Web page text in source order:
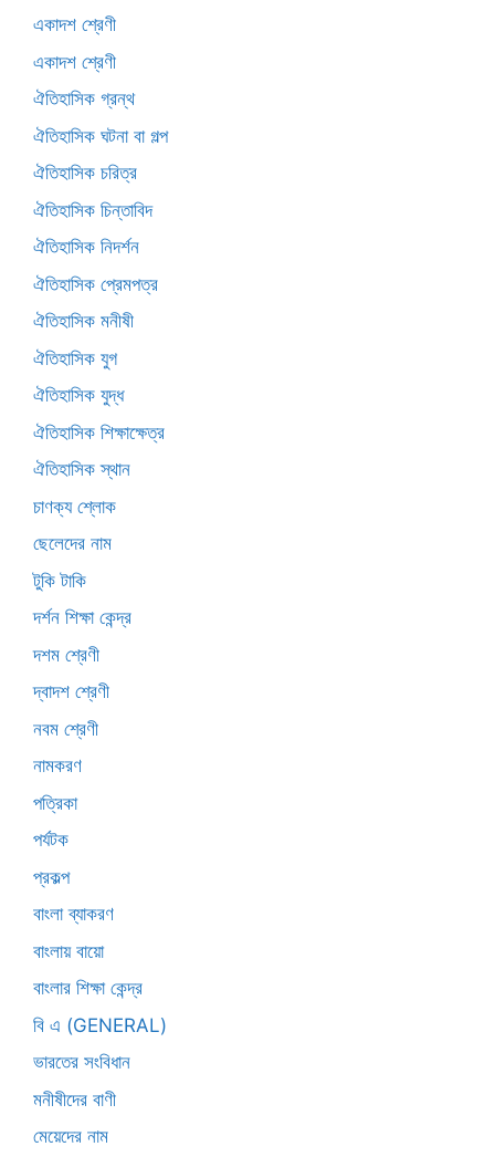
একাদশ শ্রেণী
একাদশ শ্রেণী
ঐতিহাসিক গ্রন্থ
ঐতিহাসিক ঘটনা বা গল্প
ঐতিহাসিক চরিত্র
ঐতিহাসিক চিন্তাবিদ
ঐতিহাসিক নিদর্শন
ঐতিহাসিক প্রেমপত্র
ঐতিহাসিক মনীষী
ঐতিহাসিক যুগ
ঐতিহাসিক যুদ্ধ
ঐতিহাসিক শিক্ষাক্ষেত্র
ঐতিহাসিক স্থান
চাণক্য শ্লোক
ছেলেদের নাম
টুকি টাকি
দর্শন শিক্ষা কেন্দ্র
দশম শ্রেণী
দ্বাদশ শ্রেণী
নবম শ্রেণী
নামকরণ
পত্রিকা
পর্যটক
প্রকল্প
বাংলা ব্যাকরণ
বাংলায় বায়ো
বাংলার শিক্ষা কেন্দ্র
বি এ (GENERAL)
ভারতের সংবিধান
মনীষীদের বাণী
মেয়েদের নাম